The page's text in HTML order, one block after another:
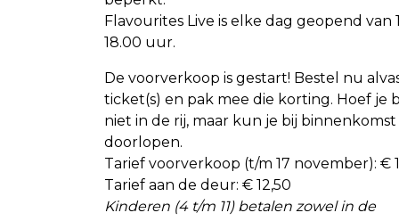
Flavourites Live is elke dag geopend van
18.00 uur.
De voorverkoop is gestart! Bestel nu
ticket(s) en pak mee die korting. Hoef je
niet in de rij, maar kun je bij
doorlopen.
Tarief voorverkoop (t/m 17 november): €
Tarief aan de deur: € 12,50
Kinderen (4 t/m 11) betalen zowel in de